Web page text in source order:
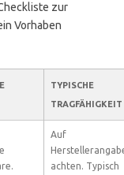
zur
Vorhaben
TYPISCHE
TRAGFÄHIGKEIT
Auf
achten. Typisch